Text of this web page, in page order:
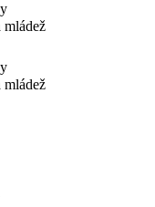
mládež
mládež